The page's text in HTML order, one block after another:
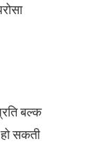
बल्क
सकती